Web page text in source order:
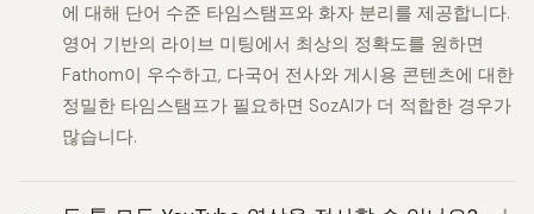
에 대해 단어 수준 타임스탬프와 화자 분리를 제공합니다.
영어 기반의 라이브 미팅에서 최상의 정확도를 원하면
Fathom이 우수하고, 다국어 전사와 게시용 콘텐츠에 대한
정밀한 타임스탬프가 필요하면 SozAI가 더 적합한 경우가
많습니다.